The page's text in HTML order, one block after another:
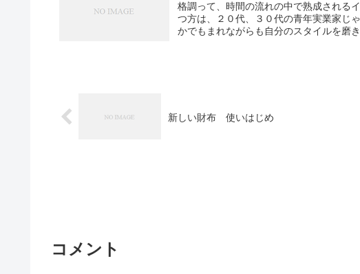
格調って、時間の流れの中で熟成される
つ方は、２０代、３０代の青年実業家じ
かでもまれながらも自分のスタイルを磨
新しい財布 使いはじめ
コメント